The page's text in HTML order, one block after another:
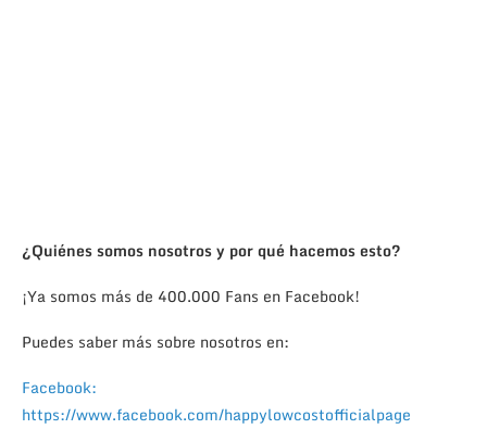
¿Quiénes somos nosotros y por qué hacemos esto?
¡Ya somos más de 400.000 Fans en Facebook!
Puedes saber más sobre nosotros en:
Facebook:
https://www.facebook.com/happylowcostofficialpage